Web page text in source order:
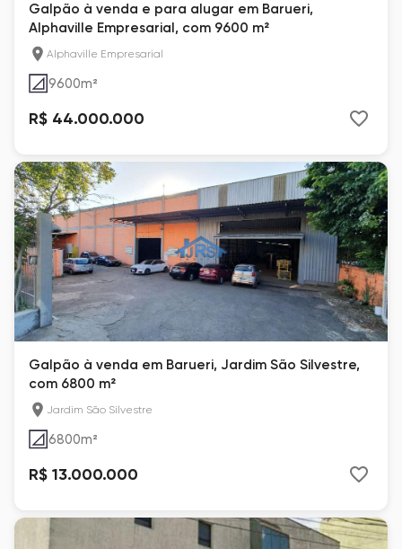
Galpão à venda e para alugar em Barueri,
Alphaville Empresarial, com 9600 m²
Alphaville Empresarial
9600m²
R$ 44.000.000
Galpão à venda em Barueri, Jardim São Silvestre,
com 6800 m²
Jardim São Silvestre
6800m²
R$ 13.000.000